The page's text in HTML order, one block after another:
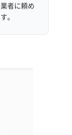
者に頼め
。